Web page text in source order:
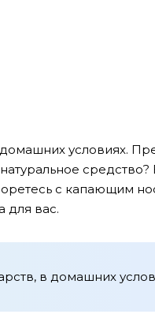
условиях.
с капающим
для вас.
в домашних